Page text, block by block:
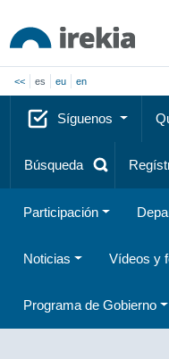
<< es eu en
Síguenos
Búsqueda
Participación
Noticias Vídeos y
Programa de Gobierno